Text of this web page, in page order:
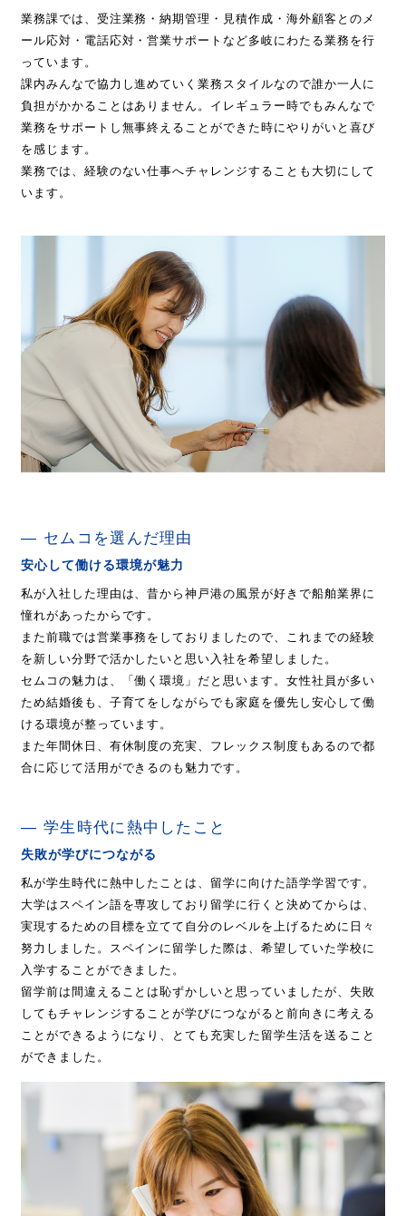
業務課では、受注業務・納期管理・見積作成・海外顧客とのメ
ール応対・電話応対・営業サポートなど多岐にわたる業務を行
っています。
課内みんなで協力し進めていく業務スタイルなので誰か一人に
負担がかかることはありません。イレギュラー時でもみんなで
業務をサポートし無事終えることができた時にやりがいと喜び
を感じます。
業務では、経験のない仕事へチャレンジすることも大切にして
います。
セムコを選んだ理由
安心して働ける環境が魅力
私が入社した理由は、昔から神戸港の風景が好きで船舶業界に
憧れがあったからです。
また前職では営業事務をしておりましたので、これまでの経験
を新しい分野で活かしたいと思い入社を希望しました。
セムコの魅力は、「働く環境」だと思います。女性社員が多い
ため結婚後も、子育てをしながらでも家庭を優先し安心して働
ける環境が整っています。
また年間休日、有休制度の充実、フレックス制度もあるので都
合に応じて活用ができるのも魅力です。
学生時代に熱中したこと
失敗が学びにつながる
私が学生時代に熱中したことは、留学に向けた語学学習です。
大学はスペイン語を専攻しており留学に行くと決めてからは、
実現するための目標を立てて自分のレベルを上げるために日々
努力しました。スペインに留学した際は、希望していた学校に
入学することができました。
留学前は間違えることは恥ずかしいと思っていましたが、失敗
してもチャレンジすることが学びにつながると前向きに考える
ことができるようになり、とても充実した留学生活を送ること
ができました。